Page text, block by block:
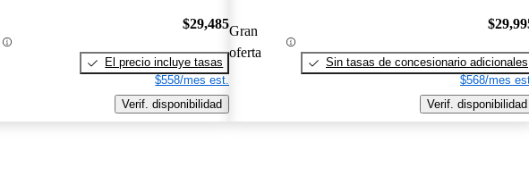
$29,485
El precio incluye tasas
$558/mes est.
Verif. disponibilidad
Gran
oferta
Sin tasas de concesionario adicionales
$568/mes
Verif. disponibilidad